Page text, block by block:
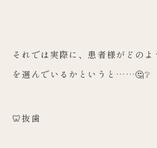
それでは実際に、患者様がどの
を選んでいるかというと……🤔❔
🦷抜歯